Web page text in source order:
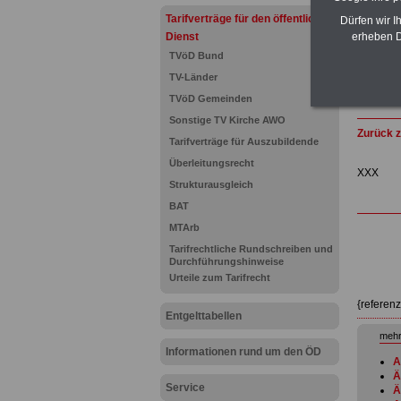
Tarifverträge für den öffentlichen
Dienst
TVöD Bund
TV-Länder
TVöD Gemeinden
Sonstige TV Kirche AWO
Tarifverträge für Auszubildende
Überleitungsrecht
Strukturausgleich
BAT
MTArb
Tarifrechtliche Rundschreiben und
Durchführungshinweise
Urteile zum Tarifrecht
Entgelttabellen
Informationen rund um den ÖD
Service
Zurück
XXX
Dürfen wir
erheben